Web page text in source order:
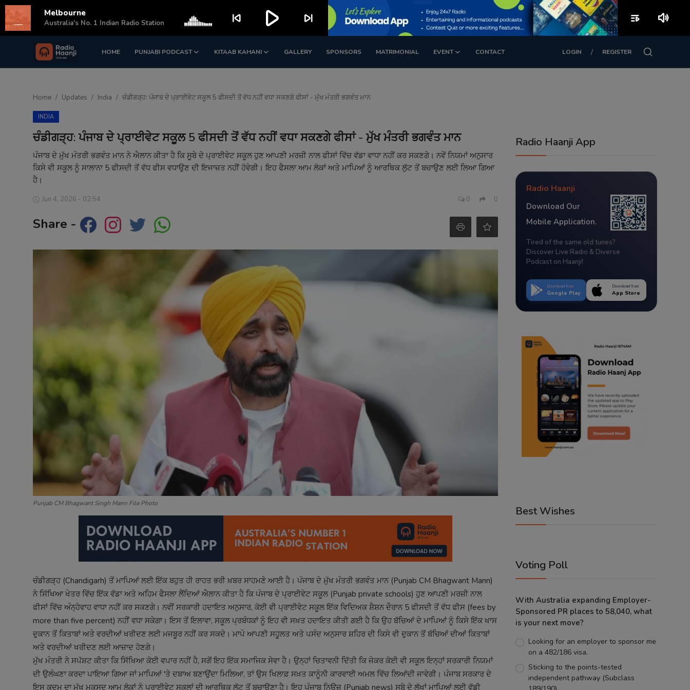
HOME PUNJABI PODCAST KITAAB KAHANI GALLERY SPONSORS MATRIMONIAL EVENT CONTACT LOGIN / REGISTER
Login Register
Punjabi Podcast
Kitaab Kahani
Sponsors
Matrimonial
Home Updates India ਚੰਡੀਗੜ੍ਹ: ਪੰਜਾਬ ਦੇ ਪ੍ਰਾਈਵੇਟ ਸਕੂਲ 5 ਫੀਸਦੀ ਤੋਂ ਵੱਧ ਨਹੀਂ ਵਧਾ ਸਕਣਗੇ ਫੀਸਾਂ - ਮੁੱਖ ਮੰਤਰੀ ਭਗਵੰਤ ਮਾਨ
INDIA
ਚੰਡੀਗੜ੍ਹ: ਪੰਜਾਬ ਦੇ ਪ੍ਰਾਈਵੇਟ ਸਕੂਲ 5 ਫੀਸਦੀ ਤੋਂ ਵੱਧ ਨਹੀਂ ਵਧਾ ਸਕਣਗੇ ਫੀਸਾਂ - ਮੁੱਖ ਮੰਤਰੀ ਭਗਵੰਤ ਮਾਨ
ਪੰਜਾਬ ਦੇ ਮੁੱਖ ਮੰਤਰੀ ਭਗਵੰਤ ਮਾਨ ਨੇ ਐਲਾਨ ਕੀਤਾ ਹੈ ਕਿ ਸੂਬੇ ਦੇ ਪ੍ਰਾਈਵੇਟ ਸਕੂਲ ਹੁਣ ਆਪਣੀ ਮਰਜ਼ੀ ਨਾਲ ਫੀਸਾਂ ਵਿੱਚ ਵੱਡਾ ਵਾਧਾ ਨਹੀਂ ਕਰ ਸਕਣਗੇ। ਨਵੇਂ ਨਿਯਮਾਂ ਅਨੁਸਾਰ
ਕਿਸੇ ਵੀ ਸਕੂਲ ਨੂੰ ਸਾਲਾਨਾ 5 ਫੀਸਦੀ ਤੋਂ ਵੱਧ ਫੀਸ ਵਧਾਉਣ ਦੀ ਇਜਾਜ਼ਤ ਨਹੀਂ ਹੋਵੇਗੀ। ਇਹ ਫੈਸਲਾ ਆਮ ਲੋਕਾਂ ਅਤੇ ਮਾਪਿਆਂ ਨੂੰ ਆਰਥਿਕ ਲੁੱਟ ਤੋਂ ਬਚਾਉਣ ਲਈ ਲਿਆ ਗਿਆ
ਹੈ।
Jun 4, 2026 - 02:54 0 0
Share -
Punjab CM Bhagwant Singh Mann File Photo
ਚੰਡੀਗੜ੍ਹ (Chandigarh) ਤੋਂ ਮਾਪਿਆਂ ਲਈ ਇੱਕ ਬਹੁਤ ਹੀ ਰਾਹਤ ਭਰੀ ਖ਼ਬਰ ਸਾਹਮਣੇ ਆਈ ਹੈ। ਪੰਜਾਬ ਦੇ ਮੁੱਖ ਮੰਤਰੀ ਭਗਵੰਤ ਮਾਨ (Punjab CM Bhagwant Mann)
ਨੇ ਸਿੱਖਿਆ ਖੇਤਰ ਵਿੱਚ ਇੱਕ ਵੱਡਾ ਅਤੇ ਅਹਿਮ ਫੈਸਲਾ ਲੈਂਦਿਆਂ ਐਲਾਨ ਕੀਤਾ ਹੈ ਕਿ ਪੰਜਾਬ ਦੇ ਪ੍ਰਾਈਵੇਟ ਸਕੂਲ (Punjab private schools) ਹੁਣ ਆਪਣੀ ਮਰਜ਼ੀ ਨਾਲ
ਫੀਸਾਂ ਵਿੱਚ ਅੰਨ੍ਹੇਵਾਹ ਵਾਧਾ ਨਹੀਂ ਕਰ ਸਕਣਗੇ। ਨਵੀਂ ਸਰਕਾਰੀ ਹਦਾਇਤ ਅਨੁਸਾਰ, ਕੋਈ ਵੀ ਪ੍ਰਾਈਵੇਟ ਸਕੂਲ ਇੱਕ ਵਿਦਿਅਕ ਸ਼ੈਸ਼ਨ ਦੌਰਾਨ 5 ਫੀਸਦੀ ਤੋਂ ਵੱਧ ਫੀਸ (fees by
more than five percent) ਨਹੀਂ ਵਧਾ ਸਕੇਗਾ। ਇਸ ਤੋਂ ਇਲਾਵਾ, ਸਕੂਲ ਪ੍ਰਬੰਧਕਾਂ ਨੂੰ ਇਹ ਵੀ ਸਖ਼ਤ ਹਦਾਇਤ ਕੀਤੀ ਗਈ ਹੈ ਕਿ ਉਹ ਬੱਚਿਆਂ ਦੇ ਮਾਪਿਆਂ ਨੂੰ ਕਿਸੇ ਇੱਕ ਖਾਸ
ਦੁਕਾਨ ਤੋਂ ਕਿਤਾਬਾਂ ਅਤੇ ਵਰਦੀਆਂ ਖਰੀਦਣ ਲਈ ਮਜਬੂਰ ਨਹੀਂ ਕਰ ਸਕਦੇ। ਮਾਪੇ ਆਪਣੀ ਸਹੂਲਤ ਅਤੇ ਪਸੰਦ ਅਨੁਸਾਰ ਸ਼ਹਿਰ ਦੀ ਕਿਸੇ ਵੀ ਦੁਕਾਨ ਤੋਂ ਬੱਚਿਆਂ ਦੀਆਂ ਕਿਤਾਬਾਂ
ਅਤੇ ਵਰਦੀਆਂ ਖਰੀਦਣ ਲਈ ਆਜ਼ਾਦ ਹੋਣਗੇ।
ਮੁੱਖ ਮੰਤਰੀ ਨੇ ਸਪੱਸ਼ਟ ਕੀਤਾ ਕਿ ਸਿੱਖਿਆ ਕੋਈ ਵਪਾਰ ਨਹੀਂ ਹੈ, ਸਗੋਂ ਇਹ ਇੱਕ ਸਮਾਜਿਕ ਸੇਵਾ ਹੈ। ਉਨ੍ਹਾਂ ਚਿਤਾਵਨੀ ਦਿੱਤੀ ਕਿ ਜੇਕਰ ਕੋਈ ਵੀ ਸਕੂਲ ਇਨ੍ਹਾਂ ਸਰਕਾਰੀ ਨਿਯਮਾਂ
ਦੀ ਉਲੰਘਣਾ ਕਰਦਾ ਪਾਇਆ ਗਿਆ ਜਾਂ ਮਾਪਿਆਂ 'ਤੇ ਦਬਾਅ ਬਣਾਉਂਦਾ ਮਿਲਿਆ, ਤਾਂ ਉਸ ਖਿਲਾਫ਼ ਸਖ਼ਤ ਕਾਨੂੰਨੀ ਕਾਰਵਾਈ ਅਮਲ ਵਿੱਚ ਲਿਆਂਦੀ ਜਾਵੇਗੀ। ਪੰਜਾਬ ਸਰਕਾਰ ਦੇ
ਇਸ ਕਦਮ ਦਾ ਮੁੱਖ ਮਕਸਦ ਆਮ ਲੋਕਾਂ ਨੂੰ ਪ੍ਰਾਈਵੇਟ ਸਕੂਲਾਂ ਦੀ ਆਰਥਿਕ ਲੁੱਟ ਤੋਂ ਬਚਾਉਣਾ ਹੈ। ਇਹ ਪੰਜਾਬ ਨਿਊਜ਼ (Punjab news) ਸੂਬੇ ਦੇ ਲੱਖਾਂ ਮਾਪਿਆਂ ਲਈ ਵੱਡੀ
Radio Haanji App
Radio Haanji
Download Our
Mobile Application.
Tired of the same old tunes?
Discover Live Radio & Diverse
Podcast on Haanji!
Download from
Google Play
Download from
App Store
Best Wishes
Voting Poll
With Australia expanding Employer-
Sponsored PR places to 58,040, what
is your next move?
Looking for an employer to sponsor me
on a 482/186 visa.
Sticking to the points-tested
independent pathway (Subclass
Melbourne
Australia's No. 1 Indian Radio Station skip_previous play_arrow skip_next playlist_play volume_up